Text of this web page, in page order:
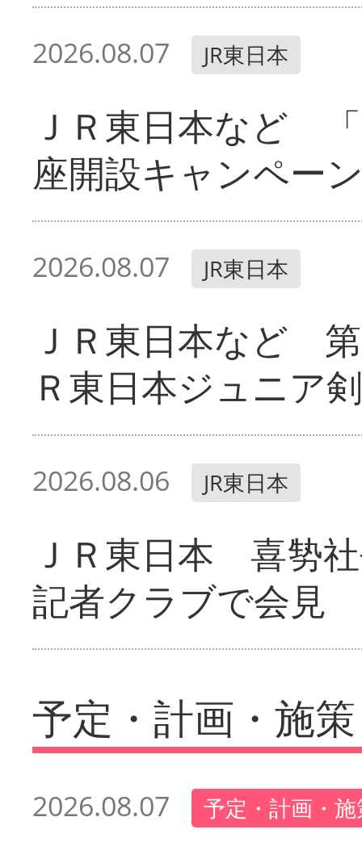
2026.08.07 JR東日本
ＪＲ東日本など
座開設キャンペー
2026.08.07 JR東日本
ＪＲ東日本など
Ｒ東日本ジュニア
2026.08.06 JR東日本
ＪＲ東日本 喜㔟
記者クラブで会見
予定・計画・施策
2026.08.07 予定・計画・